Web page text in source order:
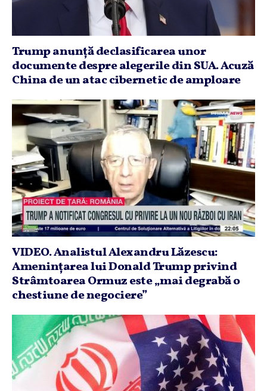
Trump anunţă declasificarea unor
documente despre alegerile din SUA. Acuză
China de un atac cibernetic de amploare
VIDEO. Analistul Alexandru Lăzescu:
Ameninţarea lui Donald Trump privind
Strâmtoarea Ormuz este „mai degrabă o
chestiune de negociere”